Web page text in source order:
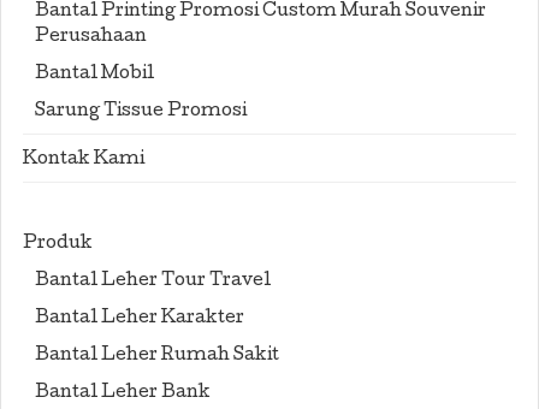
Bantal Printing Promosi Custom Murah Souvenir
Perusahaan
Bantal Mobil
Sarung Tissue Promosi
Kontak Kami
Produk
Bantal Leher Tour Travel
Bantal Leher Karakter
Bantal Leher Rumah Sakit
Bantal Leher Bank